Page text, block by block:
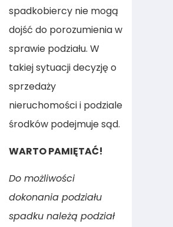
spadkobiercy nie mogą
dojść do porozumienia w
sprawie podziału. W
takiej sytuacji decyzję o
sprzedaży
nieruchomości i podziale
środków podejmuje sąd.
WARTO PAMIĘTAĆ!
Do możliwości
dokonania podziału
spadku należą podział